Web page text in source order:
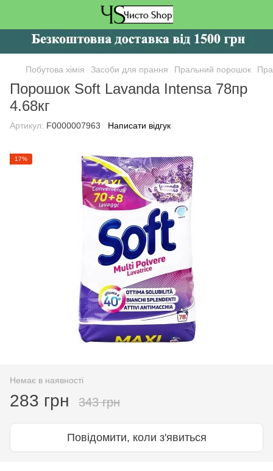
Побутова хімія Засоби для прання Пральний порошок
Порошок Soft Lavanda Intensa 78пр
4.68кг
Артикул: F0000007963 Написати відгук
17%
Немає в наявності
283 грн 343 грн
Повідомити, коли з'явиться